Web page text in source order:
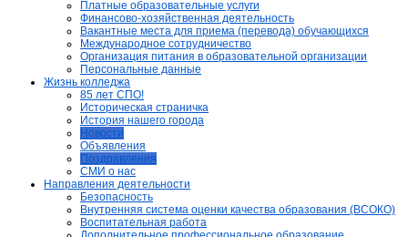
Платные образовательные услуги
Финансово-хозяйственная деятельность
Вакантные места для приема (перевода) обучающихся
Международное сотрудничество
Организация питания в образовательной организации
Персональные данные
Жизнь колледжа
85 лет СПО!
Историческая страничка
История нашего города
Новости
Объявления
Поздравления
СМИ о нас
Направления деятельности
Безопасность
Внутренняя система оценки качества образования (ВСОКО)
Воспитательная работа